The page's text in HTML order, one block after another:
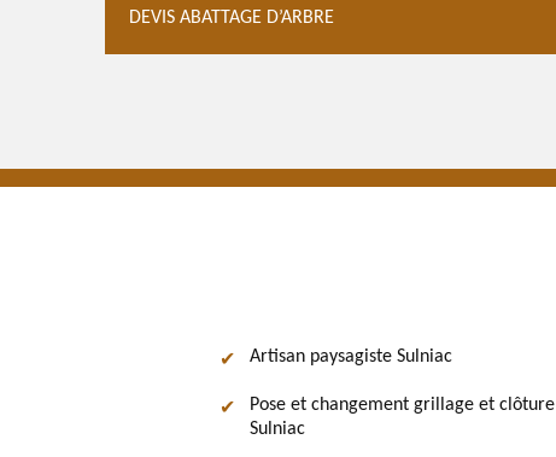
DEVIS ABATTAGE D’ARBRE
Artisan paysagiste Sulniac
Pose et changement grillage et clôture
Sulniac